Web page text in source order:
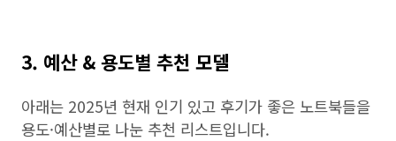
3. 예산 & 용도별 추천 모델
아래는 2025년 현재 인기 있고 후기가 좋은 노트북들을
용도·예산별로 나눈 추천 리스트입니다.